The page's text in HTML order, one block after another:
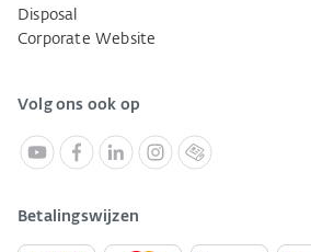
Disposal
Corporate Website
Volg ons ook op
Betalingswijzen